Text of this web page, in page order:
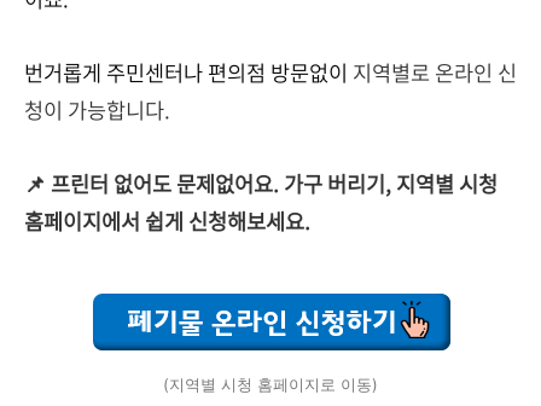
번거롭게 주민센터나 편의점 방문없이 지역별로 온라인 신
청이 가능합니다.
📌 프린터 없어도 문제없어요. 가구 버리기,지역별 시청
홈페이지에서 쉽게 신청해보세요.
(지역별 시청 홈페이지로 이동)